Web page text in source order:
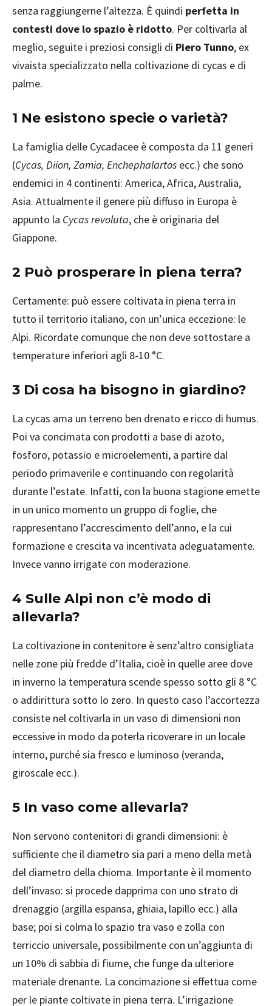
senza raggiungerne l’altezza. È quindi perfetta in
contesti dove lo spazio è ridotto. Per coltivarla al
meglio, seguite i preziosi consigli di Piero Tunno, ex
vivaista specializzato nella coltivazione di cycas e di
palme.
1 Ne esistono specie o varietà?
La famiglia delle Cycadacee è composta da 11 generi
(Cycas, Diion, Zamia, Enchephalartos ecc.) che sono
endemici in 4 continenti: America, Africa, Australia,
Asia. Attualmente il genere più diffuso in Europa è
appunto la Cycas revoluta, che è originaria del
Giappone.
2 Può prosperare in piena terra?
Certamente: può essere coltivata in piena terra in
tutto il territorio italiano, con un’unica eccezione: le
Alpi. Ricordate comunque che non deve sottostare a
temperature inferiori agli 8-10 °C.
3 Di cosa ha bisogno in giardino?
La cycas ama un terreno ben drenato e ricco di humus.
Poi va concimata con prodotti a base di azoto,
fosforo, potassio e microelementi, a partire dal
periodo primaverile e continuando con regolarità
durante l’estate. Infatti, con la buona stagione emette
in un unico momento un gruppo di foglie, che
rappresentano l’accrescimento dell’anno, e la cui
formazione e crescita va incentivata adeguatamente.
Invece vanno irrigate con moderazione.
4 Sulle Alpi non c’è modo di
allevarla?
La coltivazione in contenitore è senz’altro consigliata
nelle zone più fredde d’Italia, cioè in quelle aree dove
in inverno la temperatura scende spesso sotto gli 8 °C
o addirittura sotto lo zero. In questo caso l’accortezza
consiste nel coltivarla in un vaso di dimensioni non
eccessive in modo da poterla ricoverare in un locale
interno, purché sia fresco e luminoso (veranda,
giroscale ecc.).
5 In vaso come allevarla?
Non servono contenitori di grandi dimensioni: è
sufficiente che il diametro sia pari a meno della metà
del diametro della chioma. Importante è il momento
dell’invaso: si procede dapprima con uno strato di
drenaggio (argilla espansa, ghiaia, lapillo ecc.) alla
base; poi si colma lo spazio tra vaso e zolla con
terriccio universale, possibilmente con un’aggiunta di
un 10% di sabbia di fiume, che funge da ulteriore
materiale drenante. La concimazione si effettua come
per le piante coltivate in piena terra. L’irrigazione